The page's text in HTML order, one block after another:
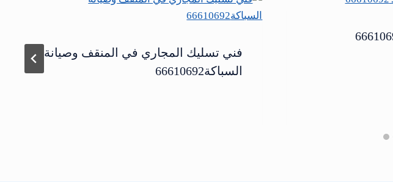
فني تسليك المجاري في المنقف وصيانة
السباكة66610692